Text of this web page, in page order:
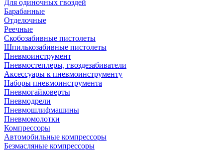
Для одиночных гвоздей
Барабанные
Отделочные
Реечные
Скобозабивные пистолеты
Шпилькозабивные пистолеты
Пневмоинструмент
Пневмостеплеры, гвоздезабиватели
Аксессуары к пневмоинструменту
Наборы пневмоинструмента
Пневмогайковерты
Пневмодрели
Пневмошлифмашины
Пневмомолотки
Компрессоры
Автомобильные компрессоры
Безмасляные компрессоры